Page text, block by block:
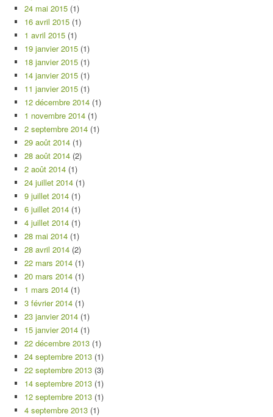
24 mai 2015 (1)
16 avril 2015 (1)
1 avril 2015 (1)
19 janvier 2015 (1)
18 janvier 2015 (1)
14 janvier 2015 (1)
11 janvier 2015 (1)
12 décembre 2014 (1)
1 novembre 2014 (1)
2 septembre 2014 (1)
29 août 2014 (1)
28 août 2014 (2)
2 août 2014 (1)
24 juillet 2014 (1)
9 juillet 2014 (1)
6 juillet 2014 (1)
4 juillet 2014 (1)
28 mai 2014 (1)
28 avril 2014 (2)
22 mars 2014 (1)
20 mars 2014 (1)
1 mars 2014 (1)
3 février 2014 (1)
23 janvier 2014 (1)
15 janvier 2014 (1)
22 décembre 2013 (1)
24 septembre 2013 (1)
22 septembre 2013 (3)
14 septembre 2013 (1)
12 septembre 2013 (1)
4 septembre 2013 (1)